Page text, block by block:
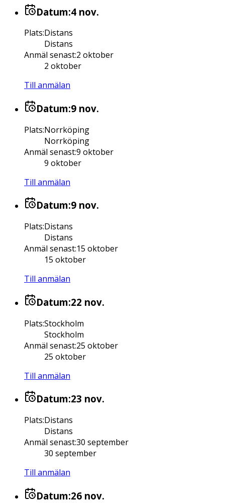
Datum:4 nov.
Plats:Distans
Distans
Anmäl senast:2 oktober
2 oktober
Till anmälan
Datum:9 nov.
Plats:Norrköping
Norrköping
Anmäl senast:9 oktober
9 oktober
Till anmälan
Datum:9 nov.
Plats:Distans
Distans
Anmäl senast:15 oktober
15 oktober
Till anmälan
Datum:22 nov.
Plats:Stockholm
Stockholm
Anmäl senast:25 oktober
25 oktober
Till anmälan
Datum:23 nov.
Plats:Distans
Distans
Anmäl senast:30 september
30 september
Till anmälan
Datum:26 nov.